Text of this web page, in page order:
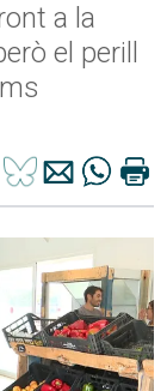
a la
el perill